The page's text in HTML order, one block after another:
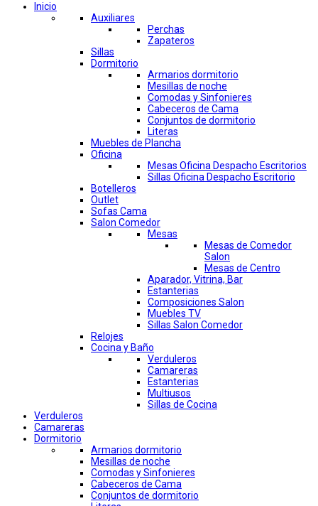
Inicio
Auxiliares
Perchas
Zapateros
Sillas
Dormitorio
Armarios dormitorio
Mesillas de noche
Comodas y Sinfonieres
Cabeceros de Cama
Conjuntos de dormitorio
Literas
Muebles de Plancha
Oficina
Mesas Oficina Despacho Escritorios
Sillas Oficina Despacho Escritorio
Botelleros
Outlet
Sofas Cama
Salon Comedor
Mesas
Mesas de Comedor
Salon
Mesas de Centro
Aparador, Vitrina, Bar
Estanterias
Composiciones Salon
Muebles TV
Sillas Salon Comedor
Relojes
Cocina y Baño
Verduleros
Camareras
Estanterias
Multiusos
Sillas de Cocina
Verduleros
Camareras
Dormitorio
Armarios dormitorio
Mesillas de noche
Comodas y Sinfonieres
Cabeceros de Cama
Conjuntos de dormitorio